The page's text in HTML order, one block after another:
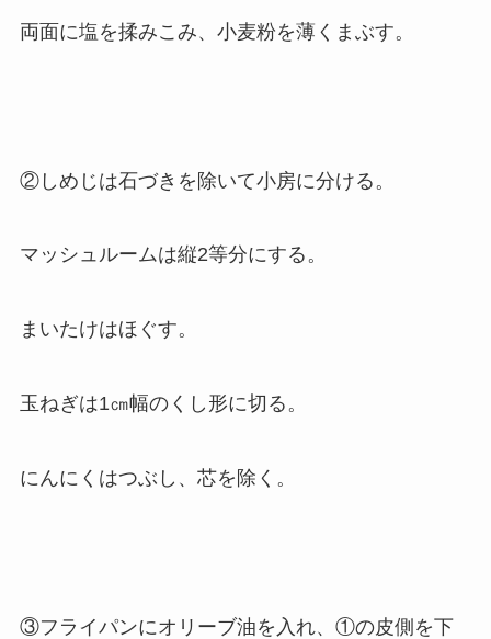
両面に塩を揉みこみ、小麦粉を薄くまぶす。
②しめじは石づきを除いて小房に分ける。
マッシュルームは縦2等分にする。
まいたけはほぐす。
玉ねぎは1㎝幅のくし形に切る。
にんにくはつぶし、芯を除く。
③フライパンにオリーブ油を入れ、①の皮側を下